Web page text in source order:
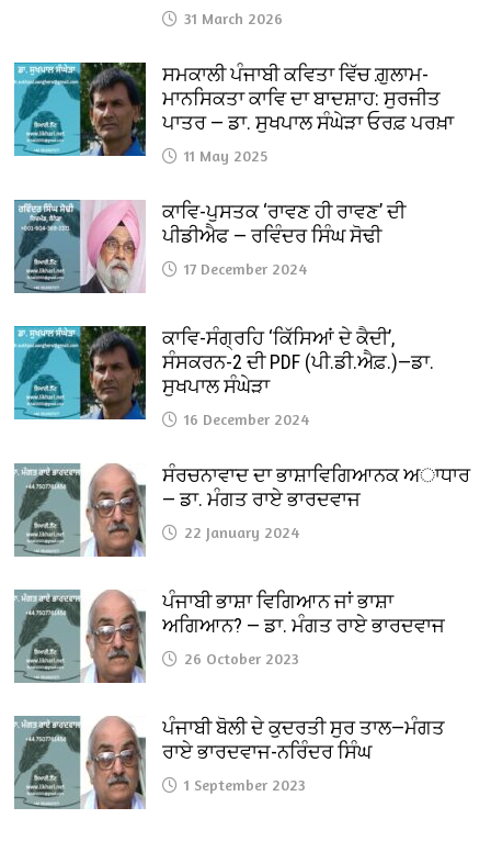
31 March 2026
ਸਮਕਾਲੀ ਪੰਜਾਬੀ ਕਵਿਤਾ ਵਿੱਚ ਗ਼ੁਲਾਮ-
ਮਾਨਸਿਕਤਾ ਕਾਵਿ ਦਾ ਬਾਦਸ਼ਾਹ: ਸੁਰਜੀਤ
ਪਾਤਰ — ਡਾ. ਸੁਖਪਾਲ ਸੰਘੇੜਾ ਓਰਫ਼ ਪਰਖ਼ਾ
11 May 2025
ਕਾਵਿ-ਪੁਸਤਕ ‘ਰਾਵਣ ਹੀ ਰਾਵਣ’ ਦੀ
ਪੀਡੀਐਫ — ਰਵਿੰਦਰ ਸਿੰਘ ਸੋਢੀ
17 December 2024
ਕਾਵਿ-ਸੰਗ੍ਰਹਿ ‘ਕਿੱਸਿਆਂ ਦੇ ਕੈਦੀ’,
ਸੰਸਕਰਨ-2 ਦੀ PDF (ਪੀ.ਡੀ.ਐਫ਼.)—ਡਾ.
ਸੁਖਪਾਲ ਸੰਘੇੜਾ
16 December 2024
ਸੰਰਚਨਾਵਾਦ ਦਾ ਭਾਸ਼ਾਵਿਗਿਆਨਕ ਅਾਧਾਰ
— ਡਾ. ਮੰਗਤ ਰਾਏ ਭਾਰਦਵਾਜ
22 January 2024
ਪੰਜਾਬੀ ਭਾਸ਼ਾ ਵਿਗਿਆਨ ਜਾਂ ਭਾਸ਼ਾ
ਅਗਿਆਨ? — ਡਾ. ਮੰਗਤ ਰਾਏ ਭਾਰਦਵਾਜ
26 October 2023
ਪੰਜਾਬੀ ਬੋਲੀ ਦੇ ਕੁਦਰਤੀ ਸੁਰ ਤਾਲ—ਮੰਗਤ
ਰਾਏ ਭਾਰਦਵਾਜ-ਨਰਿੰਦਰ ਸਿੰਘ
1 September 2023